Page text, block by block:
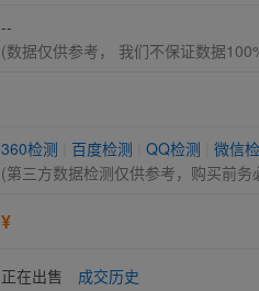
--
(数据仅供参考， 我们不保证数据
360检测 百度检测 QQ检测 微信
(第三方数据检测仅供参考，购买前务
¥
正在出售 成交历史